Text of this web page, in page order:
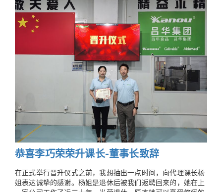
恭喜李巧荣荣升课长-董事长致辞
在正式举行晋升仪式之前，我想抽出一点时间，向代理课长杨
姐表达诚挚的感谢。杨姐是退休后被我们返聘回来的，她在上